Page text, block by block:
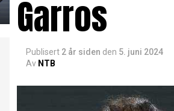
Garros
Publisert 2 år siden den 5. juni 2024
Av NTB